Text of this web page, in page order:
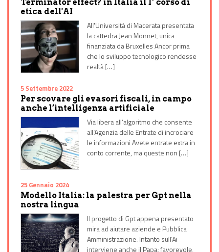
Terminator effect? in Italia il I° corso di
etica dell'AI
All'Università di Macerata presentata
la cattedra Jean Monnet, unica
finanziata da Bruxelles Ancor prima
che lo sviluppo tecnologico rendesse
realtà […]
5 Settembre 2022
Per scovare gli evasori fiscali, in campo
anche l’intelligenza artificiale
Via libera all’algoritmo che consente
all’Agenzia delle Entrate di incrociare
le informazioni Avete entrate extra in
conto corrente, ma queste non […]
25 Gennaio 2024
Modello Italia: la palestra per Gpt nella
nostra lingua
Il progetto di Gpt appena presentato
mira ad aiutare aziende e Pubblica
Amministrazione. Intanto sull'Ai
interviene anche il Papa: favorevole,